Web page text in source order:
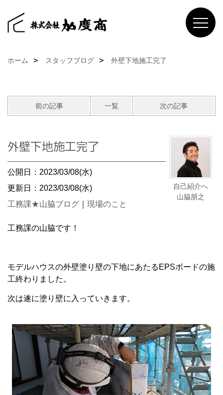
ホーム スタッフブログ 外壁下地施工完了
前の記事 一覧 次の記事
自己紹介へ
山脇朋之
外壁下地施工完了
公開日：2023/03/08(水)
更新日：2023/03/08(水)
工務課★山脇ブログ
現場のこと
工務課の山脇です！
モデルハウスの外壁塗り壁の下地にあたるEPSボードの施
工終わりました。
次は遂に塗り壁に入っていきます。